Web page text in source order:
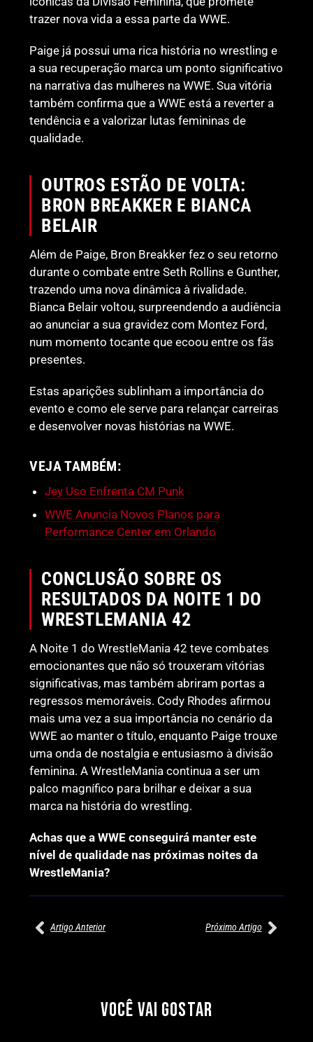
trazer nova vida a essa parte da WWE.
Paige já possui uma rica história no wrestling e
a sua recuperação marca um ponto significativo
na narrativa das mulheres na WWE. Sua vitória
também confirma que a WWE está a reverter a
tendência e a valorizar lutas femininas de
qualidade.
OUTROS ESTÃO DE VOLTA:
BRON BREAKKER E BIANCA
BELAIR
Além de Paige, Bron Breakker fez o seu retorno
durante o combate entre Seth Rollins e Gunther,
trazendo uma nova dinâmica à rivalidade.
Bianca Belair voltou, surpreendendo a audiência
ao anunciar a sua gravidez com Montez Ford,
num momento tocante que ecoou entre os fãs
presentes.
Estas aparições sublinham a importância do
evento e como ele serve para relançar carreiras
e desenvolver novas histórias na WWE.
VEJA TAMBÉM:
Jey Uso Enfrenta CM Punk
WWE Anuncia Novos Planos para
Performance Center em Orlando
CONCLUSÃO SOBRE OS
RESULTADOS DA NOITE 1 DO
WRESTLEMANIA 42
A Noite 1 do WrestleMania 42 teve combates
emocionantes que não só trouxeram vitórias
significativas, mas também abriram portas a
regressos memoráveis. Cody Rhodes afirmou
mais uma vez a sua importância no cenário da
WWE ao manter o título, enquanto Paige trouxe
uma onda de nostalgia e entusiasmo à divisão
feminina. A WrestleMania continua a ser um
palco magnífico para brilhar e deixar a sua
marca na história do wrestling.
Achas que a WWE conseguirá manter este
nível de qualidade nas próximas noites da
WrestleMania?
Artigo Anterior Próximo Artigo
VOCÊ VAI GOSTAR
SEGMENTOS A NÃO PERDER
Por exclusivewrestling
MUNDIAL FEMININO NA AEW
REDEMPTION
Por exclusivewrestling